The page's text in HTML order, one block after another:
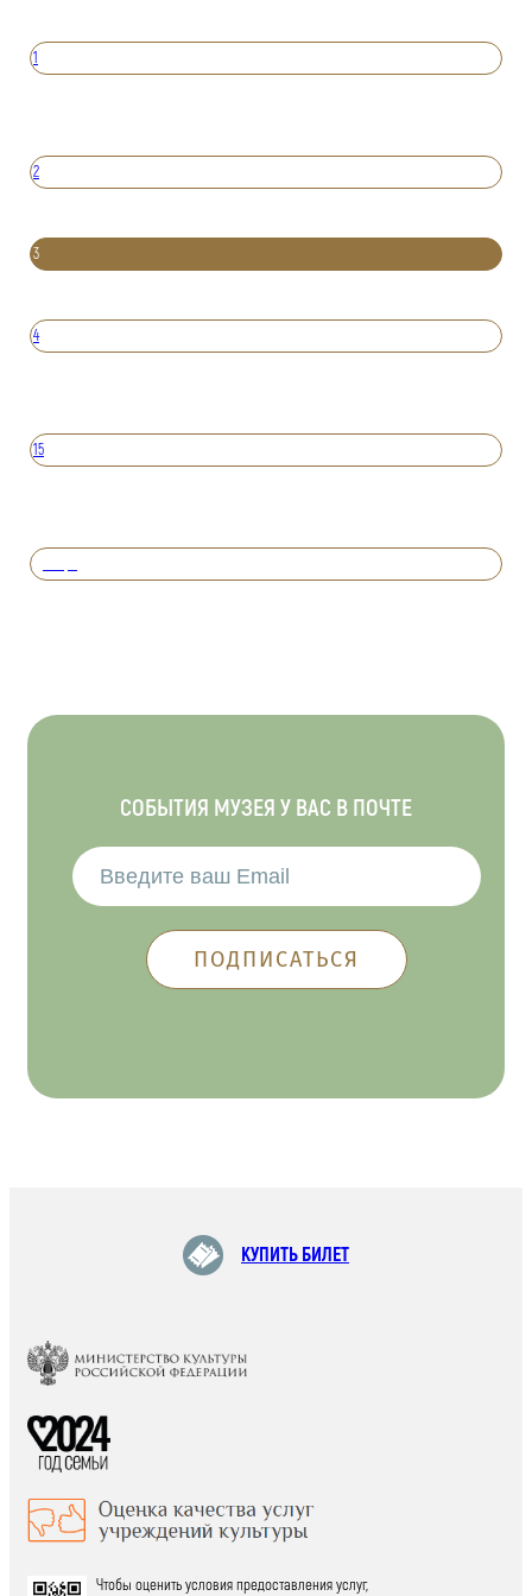
1
2
3
4
15
СОБЫТИЯ МУЗЕЯ У ВАС В ПОЧТЕ
КУПИТЬ БИЛЕТ
Чтобы оценить условия предоставления услуг,